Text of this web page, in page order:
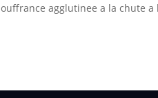
agglutinee a la chute a